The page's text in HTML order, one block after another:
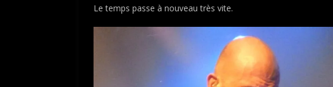
Le temps passe à nouveau très vite.